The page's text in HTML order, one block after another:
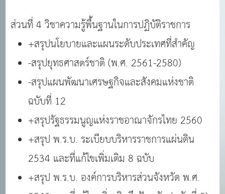
ส่วนที่ 4 วิชาความรู้พื้นฐานในการปฏิบัติราชการ
+สรุปนโยบายและแผนระดับประเทศที่สำคัญ
-สรุปยุทธศาสตร์ชาติ (พ.ศ. 2561-2580)
-สรุปแผนพัฒนาเศรษฐกิจและสังคมแห่งชาติ
ฉบับที่ 12
+สรุปรัฐธรรมนูญแห่งราชอาณาจักรไทย 2560
+สรุป พ.ร.บ. ระเบียบบริหารราชการแผ่นดิน
2534 และที่แก้ไขเพิ่มเติม 8 ฉบับ
+สรุป พ.ร.บ. องค์การบริหารส่วนจังหวัด พ.ศ.